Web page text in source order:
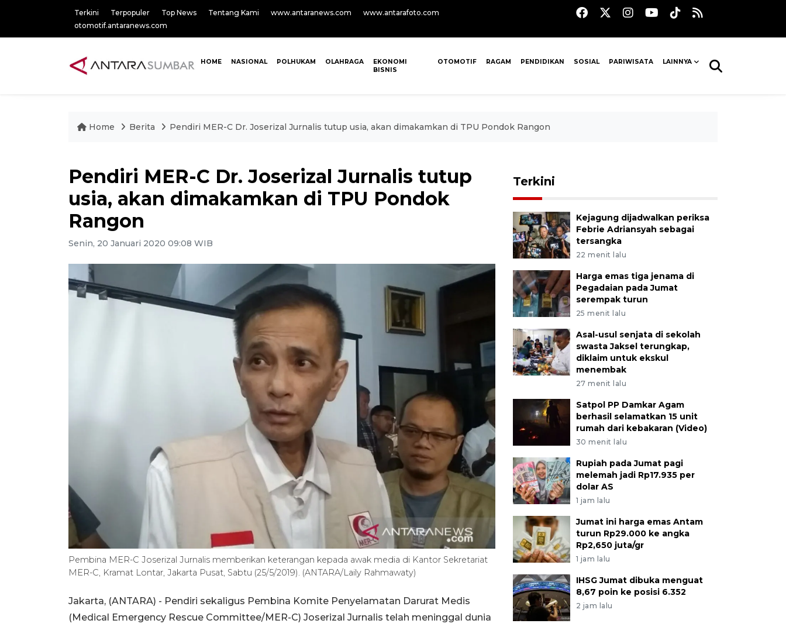
Terkini Terpopuler Top News Tentang Kami www.antaranews.com
www.antarafoto.com
otomotif.antaranews.com
HOME NASIONAL POLHUKAM OLAHRAGA
EKONOMI
BISNIS
OTOMOTIF RAGAM PENDIDIKAN SOSIAL PARIWISATA LAINNYA
Home Berita Pendiri MER-C Dr. Joserizal Jurnalis tutup usia, akan dimakamkan di TPU Pondok Rangon
Pendiri MER-C Dr. Joserizal Jurnalis tutup
usia, akan dimakamkan di TPU Pondok
Rangon
Senin, 20 Januari 2020 09:08 WIB
Pembina MER-C Joserizal Jurnalis memberikan keterangan kepada awak media di Kantor Sekretariat
MER-C, Kramat Lontar, Jakarta Pusat, Sabtu (25/5/2019). (ANTARA/Laily Rahmawaty)
Jakarta, (ANTARA) - Pendiri sekaligus Pembina Komite Penyelamatan Darurat Medis
(Medical Emergency Rescue Committee/MER-C) Joserizal Jurnalis telah meninggal dunia
Terkini
Kejagung dijadwalkan periksa
Febrie Adriansyah sebagai
tersangka
22 menit lalu
Harga emas tiga jenama di
Pegadaian pada Jumat
serempak turun
25 menit lalu
Asal-usul senjata di sekolah
swasta Jaksel terungkap,
diklaim untuk ekskul
menembak
27 menit lalu
Satpol PP Damkar Agam
berhasil selamatkan 15 unit
rumah dari kebakaran (Video)
30 menit lalu
Rupiah pada Jumat pagi
melemah jadi Rp17.935 per
dolar AS
1 jam lalu
Jumat ini harga emas Antam
turun Rp29.000 ke angka
Rp2,650 juta/gr
1 jam lalu
IHSG Jumat dibuka menguat
8,67 poin ke posisi 6.352
2 jam lalu